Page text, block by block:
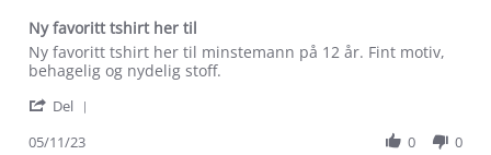
Ny favoritt tshirt her til
Review
by
R.
5
review
stating
favoritt
her
Ny favoritt tshirt her til minstemann på 12 år. Fint motiv,
behagelig og nydelig stoff.
Del
05/11/23 0 0